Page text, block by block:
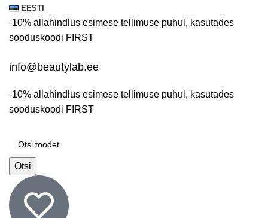
EESTI
-10% allahindlus esimese tellimuse puhul, kasutades
sooduskoodi FIRST
info@beautylab.ee
-10% allahindlus esimese tellimuse puhul, kasutades
sooduskoodi FIRST
Otsi